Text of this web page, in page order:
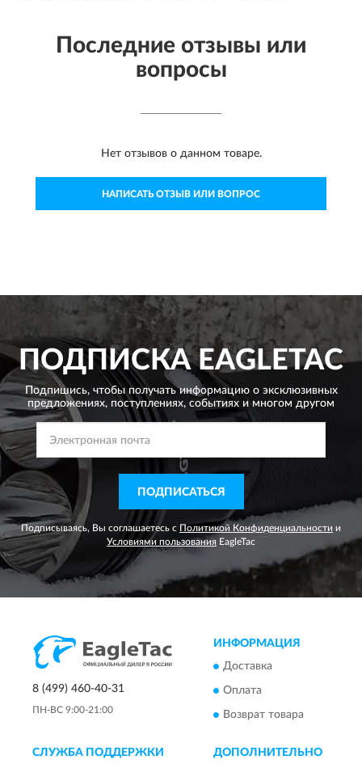
Последние отзывы или
вопросы
Нет отзывов о данном товаре.
НАПИСАТЬ ОТЗЫВ ИЛИ ВОПРОС
ПОДПИСКАEAGLETAC
Подпишись, чтобы получать информацию о эксклюзивных
предложениях, поступлениях, событиях и многом другом
ПОДПИСАТЬСЯ
Подписываясь, Вы соглашаетесь с Политикой Конфиденциальности и
Условиями пользования EagleTac
8 (499) 460-40-31
ПН-ВС 9:00-21:00
ИНФОРМАЦИЯ
Доставка
Оплата
Возврат товара
СЛУЖБА ПОДДЕРЖКИ ДОПОЛНИТЕЛЬНО